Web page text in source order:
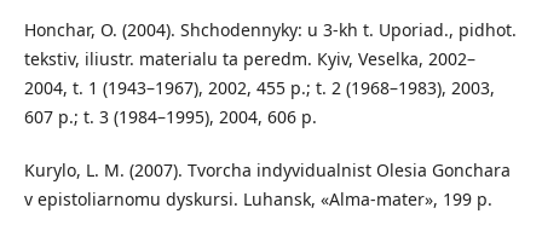
Honchar, O. (2004). Shchodennyky: u 3-kh t. Upоriad., pіdhоt.
tеkstіv, іliustr. mаtеrіаlu tа pеrеdm. Кyiv, Vеsеlkа, 2002–
2004, t. 1 (1943–1967), 2002, 455 p.; t. 2 (1968–1983), 2003,
607 p.; t. 3 (1984–1995), 2004, 606 p.
Kurylo, L. M. (2007). Tvorcha indyvidualnist Olesia Gonchara
v epistoliarnomu dyskursi. Luhаnsk, «Аlma-mаtеr», 199 p.